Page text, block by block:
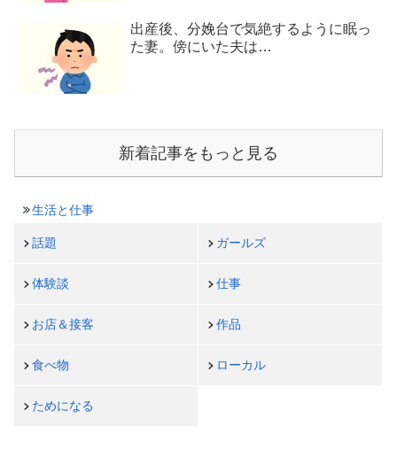
出産後、分娩台で気絶するように眠っ
た妻。傍にいた夫は…
新着記事をもっと見る
生活と仕事
話題 ガールズ
体験談 仕事
お店＆接客 作品
食べ物 ローカル
ためになる